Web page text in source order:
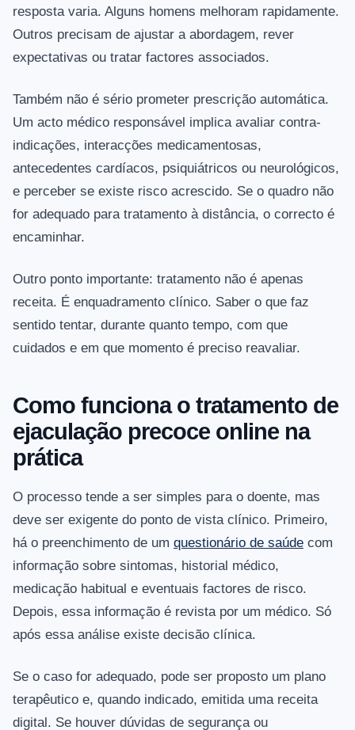
resposta varia. Alguns homens melhoram rapidamente.
Outros precisam de ajustar a abordagem, rever
expectativas ou tratar factores associados.
Também não é sério prometer prescrição automática.
Um acto médico responsável implica avaliar contra-
indicações, interacções medicamentosas,
antecedentes cardíacos, psiquiátricos ou neurológicos,
e perceber se existe risco acrescido. Se o quadro não
for adequado para tratamento à distância, o correcto é
encaminhar.
Outro ponto importante: tratamento não é apenas
receita. É enquadramento clínico. Saber o que faz
sentido tentar, durante quanto tempo, com que
cuidados e em que momento é preciso reavaliar.
Como funciona o tratamento de
ejaculação precoce online na
prática
O processo tende a ser simples para o doente, mas
deve ser exigente do ponto de vista clínico. Primeiro,
há o preenchimento de um questionário de saúde com
informação sobre sintomas, historial médico,
medicação habitual e eventuais factores de risco.
Depois, essa informação é revista por um médico. Só
após essa análise existe decisão clínica.
Se o caso for adequado, pode ser proposto um plano
terapêutico e, quando indicado, emitida uma receita
digital. Se houver dúvidas de segurança ou